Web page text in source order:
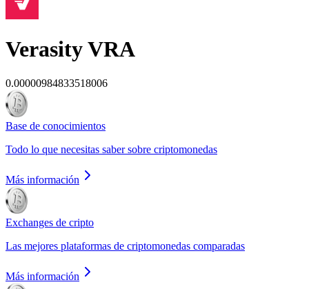
VerasityVRA
0.00000984833518006
Base de conocimientos
Todo lo que necesitas saber sobre criptomonedas
Más información
Exchanges de cripto
Las mejores plataformas de criptomonedas comparadas
Más información